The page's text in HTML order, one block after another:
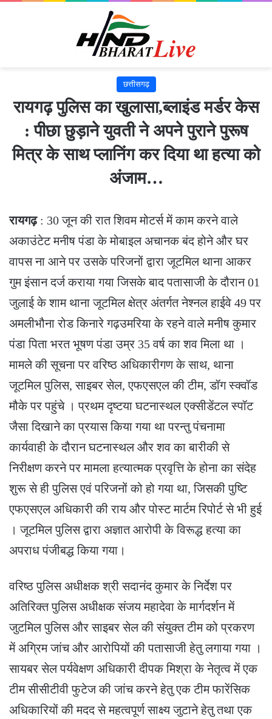
छत्तीसगढ़
रायगढ़ पुलिस का खुलासा,ब्लाइंड मर्डर केस
: पीछा छुड़ाने युवती ने अपने पुराने पुरूष
मित्र के साथ प्लानिंग कर दिया था हत्या को
अंजाम…
रायगढ़: 30 जून की रात शिवम मोटर्स में काम करने वाले
अकाउंटेट मनीष पंडा के मोबाइल अचानक बंद होने और घर
वापस ना आने पर उसके परिजनों द्वारा जूटमिल थाना आकर
गुम इंसान दर्ज कराया गया जिसके बाद पतासाजी के दौरान 01
जुलाई के शाम थाना जूटमिल क्षेत्र अंतर्गत नेश्नल हाईवे 49 पर
अमलीभौना रोड किनारे गढ़उमरिया के रहने वाले मनीष कुमार
पंडा पिता भरत भूषण पंडा उम्र 35 वर्ष का शव मिला था ।
मामले की सूचना पर वरिष्ठ अधिकारीगण के साथ, थाना
जूटमिल पुलिस, साइबर सेल, एफएसएल की टीम, डॉग स्क्वॉड
मौके पर पहुंचे । प्रथम दृष्टया घटनास्थल एक्सीडेंटल स्पॉट
जैसा दिखाने का प्रयास किया गया था परन्तु पंचनामा
कार्यवाही के दौरान घटनास्थल और शव का बारीकी से
निरीक्षण करने पर मामला हत्यात्मक प्रवृत्ति के होना का संदेह
शुरू से ही पुलिस एवं परिजनों को हो गया था, जिसकी पुष्टि
एफएसएल अधिकारी की राय और पोस्ट मार्टम रिपोर्ट से भी हुई
। जूटमिल पुलिस द्वारा अज्ञात आरोपी के विरूद्ध हत्या का
अपराध पंजीबद्ध किया गया।
वरिष्ठ पुलिस अधीक्षक श्री सदानंद कुमार के निर्देश पर
अतिरिक्त पुलिस अधीक्षक संजय महादेवा के मार्गदर्शन में
जुटमिल पुलिस और साइबर सेल की संयुक्त टीम को प्रकरण
में अग्रिम जांच और आरोपियों की पतासाजी हेतु लगाया गया ।
सायबर सेल पर्यवेक्षण अधिकारी दीपक मिश्रा के नेतृत्व में एक
टीम सीसीटीवी फुटेज की जांच करने हेतु एक टीम फारेंसिक
अधिकारियों की मदद से महत्वपूर्ण साक्ष्य जुटाने हेतु तथा एक